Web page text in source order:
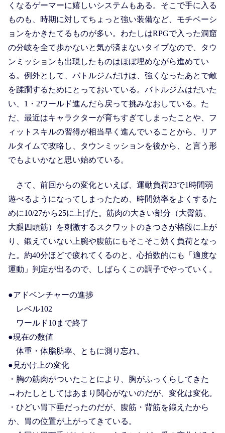
くなるゲーマーに嬉しいシステムもある。そこで手に入る
ものも、時期に対してちょっと強い装備など、モチベーシ
ョンをかきたてるものが多い。わたしはRPGで入った洞窟
の分岐を全て歩かないと気が済まないタイプなので、タウ
ンミッションも出現したものはほぼ埋めながら進めてい
る。例外として、バトルジムだけは、強くなったあとで敵
を蹂躙するためにとっておいている。バトルジムはだいた
い、1・2ワールド進んだら戻って挑みなおしている。た
だ、最近はキャラクターが育ちすぎてしまったことや、フ
ィットスキルの習得が相当早く進んでいることから、リア
ルタイムで攻略し、タウンミッションを後から、と言う形
でもよいかなと思い始めている。
さて、前回からの変化といえば、運動負荷23で1時間弱
遊べるようになってしまったため、時間効率をよくするた
めに10/27から25に上げた。筋肉の大きい部分（大臀筋、
大腿四頭筋）を刺激するスクワットのきつさが格段に上が
り、鍛えていない上腕や腹筋にもそこそこ効く負荷となっ
た。約40分ほどで疲れてくるのと、心拍数的にも「適度な
運動」判定が出るので、しばらくこの調子でやっていく。
●アドベンチャーの進捗
レベル102
ワールド10まで終了
●現在の数値
体重・体脂肪率、ともに測り忘れ。
●見かけ上の変化
・胸の筋肉がついたことにより、胸がふっくらしてきた
→わたしとしてはあまり関心がないのだが、変化は変化。
・ひどい胃下垂だったのだが、腹筋・背筋を鍛えたから
か、胃の位置が上がってきている。